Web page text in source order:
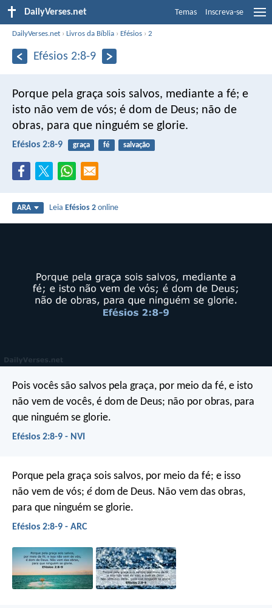
DailyVerses.net Temas Inscreva-se
DailyVerses.net ›Livros da Bíblia › Efésios ›2
Efésios 2:8-9
Porque pela graça sois salvos, mediante a fé; e
isto não vem de vós; é dom de Deus; não de
obras, para que ninguém se glorie.
Efésios 2:8-9 graça fé salvação
ARA LeiaEfésios 2 online
Pois vocês são salvos pela graça, por meio da fé, e isto
não vem de vocês, é dom de Deus; não por obras, para
que ninguém se glorie.
Efésios 2:8-9 - NVI
Porque pela graça sois salvos, por meio da fé; e isso
não vem de vós; é dom de Deus. Não vem das obras,
para que ninguém se glorie.
Efésios 2:8-9 - ARC